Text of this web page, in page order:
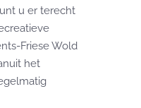
u er terecht
Friese Wold
het